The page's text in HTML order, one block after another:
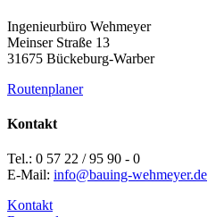
Ingenieurbüro Wehmeyer
Meinser Straße 13
31675 Bückeburg-Warber
Routenplaner
Kontakt
Tel.: 0 57 22 / 95 90 - 0
E-Mail: info@bauing-wehmeyer.de
Kontakt